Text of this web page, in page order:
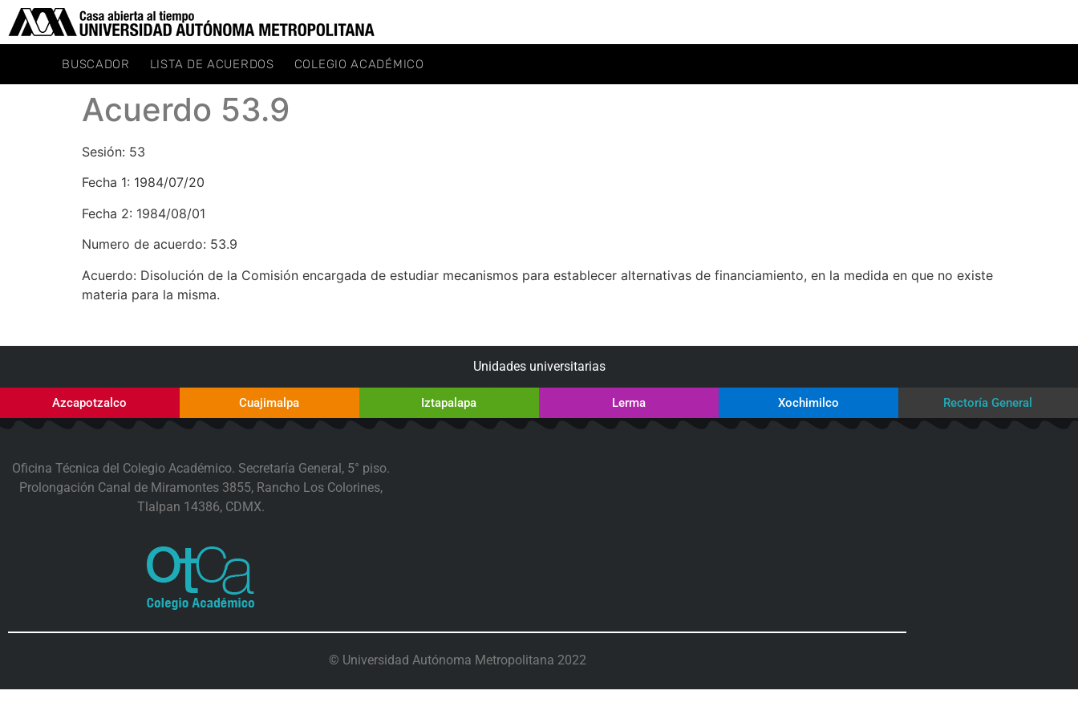
BUSCADOR LISTA DE ACUERDOS COLEGIO ACADÉMICO
Acuerdo 53.9
Sesión: 53
Fecha 1: 1984/07/20
Fecha 2: 1984/08/01
Numero de acuerdo: 53.9
Acuerdo: Disolución de la Comisión encargada de estudiar mecanismos para establecer alternativas de financiamiento, en la medida en que no existe
materia para la misma.
Unidades universitarias
Azcapotzalco Cuajimalpa Iztapalapa Lerma Xochimilco Rectoría General
Oficina Técnica del Colegio Académico. Secretaría General, 5° piso.
Prolongación Canal de Miramontes 3855, Rancho Los Colorines,
Tlalpan 14386, CDMX.
© Universidad Autónoma Metropolitana 2022